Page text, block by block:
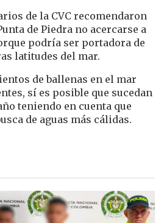
de la CVC recomendaron
de Piedra no acercarse a
podría ser portadora de
latitudes del mar.
de ballenas en el mar
sí es posible que sucedan
teniendo en cuenta que
de aguas más cálidas.